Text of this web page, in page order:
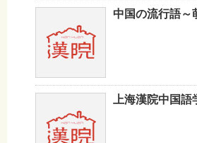
中国の流行語～
上海漢院中国語